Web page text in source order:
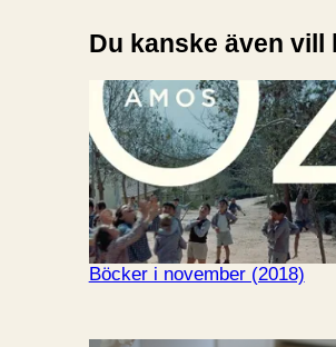
Du kanske även vill
Böcker i november (2018)